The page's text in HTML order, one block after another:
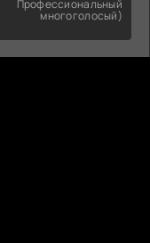
Профессиональный
многоголосый)